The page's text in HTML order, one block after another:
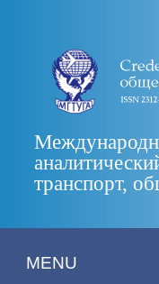
транспорт,
MENU